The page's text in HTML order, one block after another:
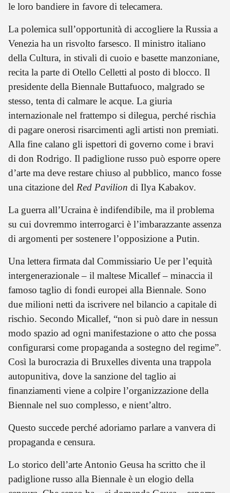
le loro bandiere in favore di telecamera.
La polemica sull’opportunità di accogliere la Russia a
Venezia ha un risvolto farsesco. Il ministro italiano
della Cultura, in stivali di cuoio e basette manzoniane,
recita la parte di Otello Celletti al posto di blocco. Il
presidente della Biennale Buttafuoco, malgrado se
stesso, tenta di calmare le acque. La giuria
internazionale nel frattempo si dilegua, perché rischia
di pagare onerosi risarcimenti agli artisti non premiati.
Alla fine calano gli ispettori di governo come i bravi
di don Rodrigo. Il padiglione russo può esporre opere
d’arte ma deve restare chiuso al pubblico, manco fosse
una citazione del Red Pavilion di Ilya Kabakov.
La guerra all’Ucraina è indifendibile, ma il problema
su cui dovremmo interrogarci è l’imbarazzante assenza
di argomenti per sostenere l’opposizione a Putin.
Una lettera firmata dal Commissiario Ue per l’equità
intergenerazionale – il maltese Micallef – minaccia il
famoso taglio di fondi europei alla Biennale. Sono
due milioni netti da iscrivere nel bilancio a capitale di
rischio. Secondo Micallef, “non si può dare in nessun
modo spazio ad ogni manifestazione o atto che possa
configurarsi come propaganda a sostegno del regime”.
Così la burocrazia di Bruxelles diventa una trappola
autopunitiva, dove la sanzione del taglio ai
finanziamenti viene a colpire l’organizzazione della
Biennale nel suo complesso, e nient’altro.
Questo succede perché adoriamo parlare a vanvera di
propaganda e censura.
Lo storico dell’arte Antonio Geusa ha scritto che il
padiglione russo alla Biennale è un elogio della